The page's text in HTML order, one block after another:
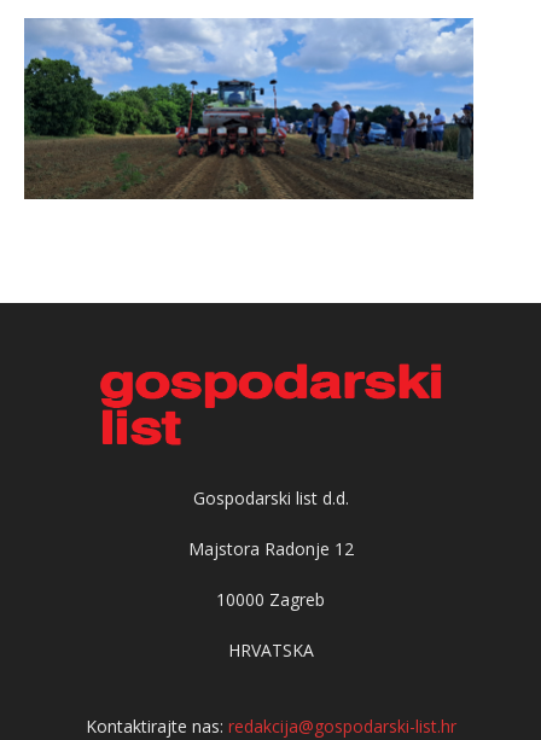
Gospodarski list d.d.
Majstora Radonje 12
10000 Zagreb
HRVATSKA
Kontaktirajte nas: redakcija@gospodarski-list.hr